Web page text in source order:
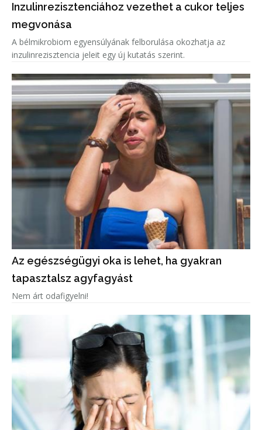
Inzulinrezisztenciához vezethet a cukor teljes
megvonása
A bélmikrobiom egyensúlyának felborulása okozhatja az
inzulinrezisztencia jeleit egy új kutatás szerint.
Az egészségügyi oka is lehet, ha gyakran
tapasztalsz agyfagyást
Nem árt odafigyelni!